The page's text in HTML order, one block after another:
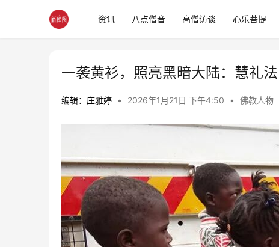
资讯 八点僧音 高僧访谈 心乐菩提
一袭黄衫，照亮黑暗大陆：慧礼
编辑：庄雅婷 • 2026年1月21日 下午4:50 • 佛教人物